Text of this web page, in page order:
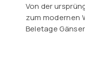
Von der
zum modernen
Beletage